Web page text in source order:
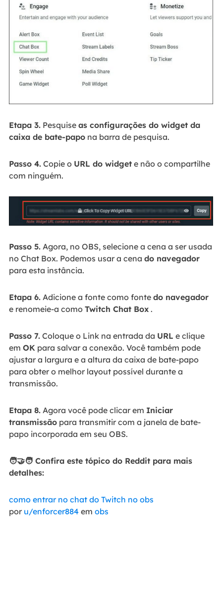
Etapa 3.Pesquise as configurações do widget da
caixa de bate-papona barra de pesquisa.
Passo 4.Copie o URL do widgete não o compartilhe
com ninguém.
Passo 5.Agora, no OBS, selecione a cena a ser usada
no Chat Box. Podemos usar a cena do navegador
para esta instância.
Etapa 6.Adicione a fonte como fonte do navegador
e renomeie-a como Twitch Chat Box.
Passo 7.Coloque o Link na entrada da URL e clique
em OK para salvar a conexão. Você também pode
ajustar a largura e a altura da caixa de bate-papo
para obter o melhor layout possível durante a
transmissão.
Etapa 8.Agora você pode clicar em Iniciar
transmissãopara transmitir com a janela de bate-
papo incorporada em seu OBS.
🧑‍🤝‍🧑 Confira este tópico do Reddit para mais
detalhes:
como entrar no chat do Twitch no obs
por u/enforcer884em obs